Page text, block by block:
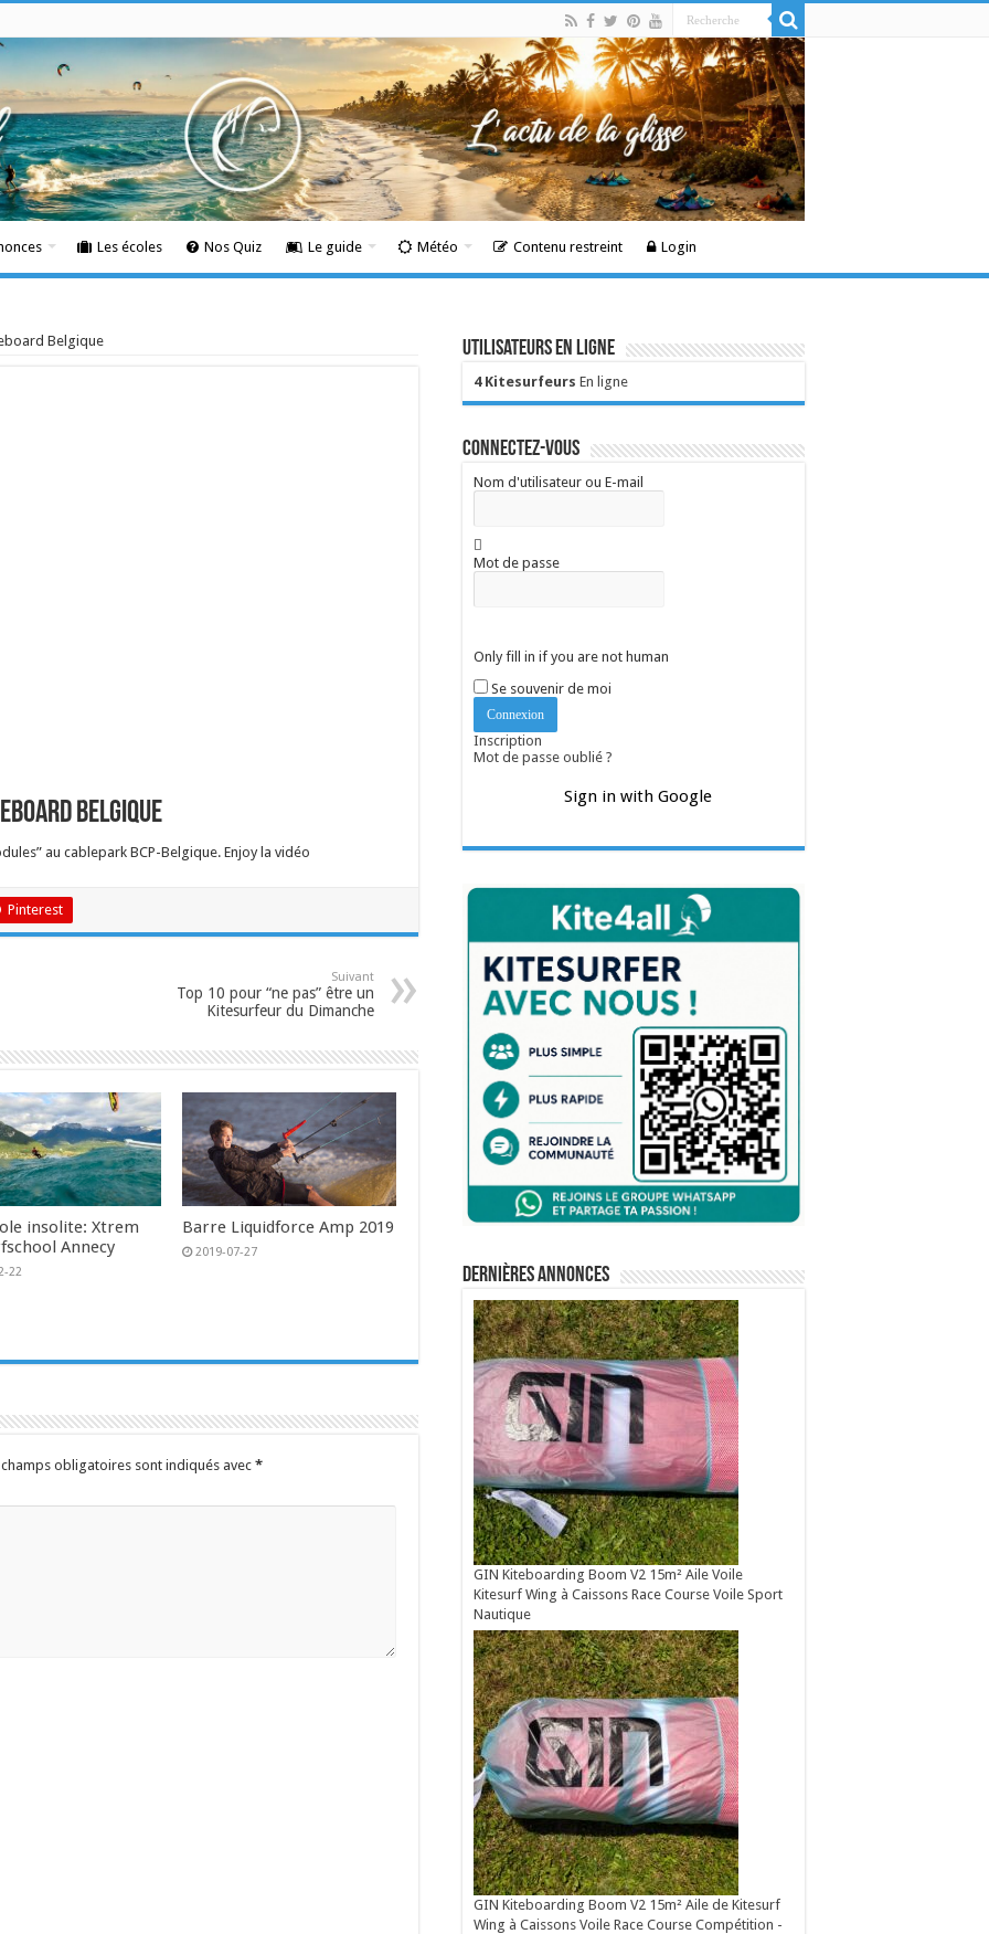
Les écoles Nos Quiz Le guide Météo Contenu restreint Login
Belgique
Belgique
au cablepark BCP-Belgique. Enjoy la vidéo
Pinterest
Suivant
Top 10 pour “ne pas” être un
Kitesurfeur du Dimanche
insolite: Xtrem
Annecy
22
Barre Liquidforce Amp 2019
2019-07-27
champs obligatoires sont indiqués avec *
Utilisateurs en ligne
4 Kitesurfeurs En ligne
Connectez-vous
Nom d'utilisateur ou E-mail
Mot de passe
Only fill in if you are not human
Se souvenir de moi
Inscription
Mot de passe oublié ?
Sign in with Google
Dernières annonces
GIN Kiteboarding Boom V2 15m² Aile Voile
Kitesurf Wing à Caissons Race Course Voile Sport
Nautique
GIN Kiteboarding Boom V2 15m² Aile de Kitesurf
Wing à Caissons Voile Race Course Compétition -